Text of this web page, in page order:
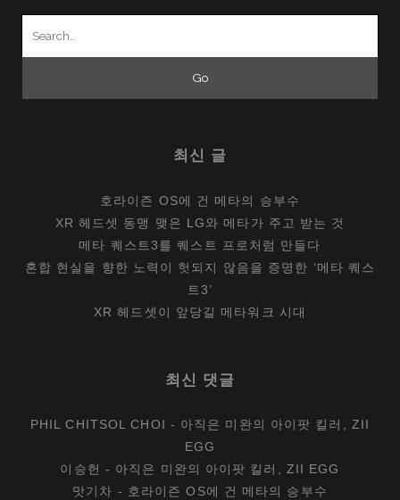
최신 글
호라이즌 OS에 건 메타의 승부수
XR 헤드셋 동맹 맺은 LG와 메타가 주고 받는 것
메타 퀘스트3를 퀘스트 프로처럼 만들다
혼합 현실을 향한 노력이 헛되지 않음을 증명한 ‘메타 퀘스
트3’
XR 헤드셋이 앞당길 메타워크 시대
최신 댓글
PHIL CHITSOL CHOI - 아직은 미완의 아이팟 킬러, ZII
EGG
이승헌 - 아직은 미완의 아이팟 킬러, ZII EGG
맛기차 - 호라이즌 OS에 건 메타의 승부수